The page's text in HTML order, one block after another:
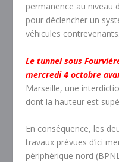
permanence au niveau
pour déclencher un
véhicules contrevenants.
Le tunnel sous
mercredi 4 octobre
Marseille, une
dont la hauteur est
En conséquence, les
travaux prévues d’ici
périphérique nord